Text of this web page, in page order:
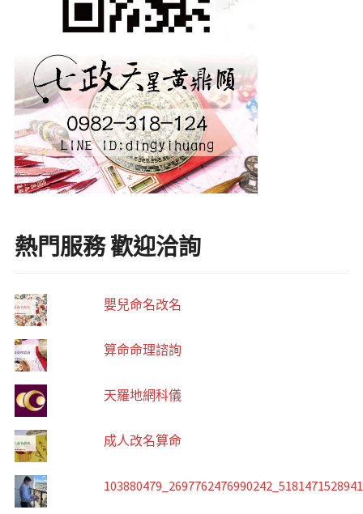
熱門服務 歡迎洽詢
嬰兒命名改名
算命命理諮詢
天羅地網科儀
成人改名算命